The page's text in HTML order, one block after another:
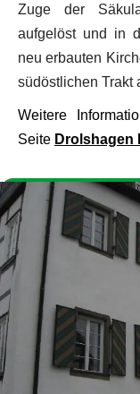
Zuge der
aufgelöst und in
neu erbauten
südöstlichen Trakt
Weitere
Seite Drolshagen